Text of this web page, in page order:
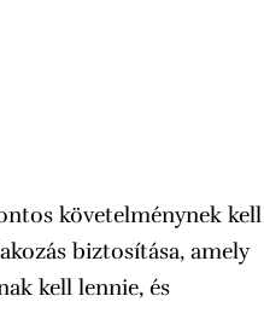
követelménynek kell
biztosítása, amely
kell lennie, és